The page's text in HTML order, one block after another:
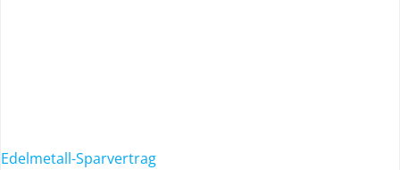
Edelmetall-Sparvertrag